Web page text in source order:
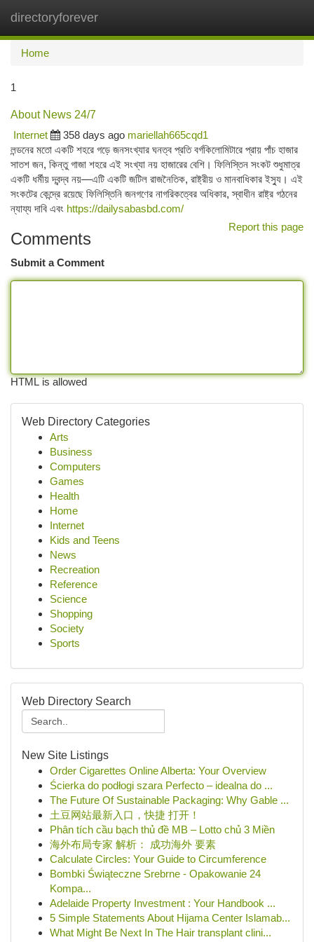
directoryforever
Home
1
About News 24/7
Internet
358 days ago mariellah665cqd1
লন্ডনের মতো একটি শহরে গড়ে জনসংখ্যার ঘনত্ব প্রতি বর্গকিলোমিটারে প্রায় পাঁচ হাজার
সাতশ জন, কিন্তু গাজা শহরে এই সংখ্যা নয় হাজারের বেশি। ফিলিস্তিন সংকট শুধুমাত্র
একটি ধর্মীয় দ্বন্দ্ব নয়—এটি একটি জটিল রাজনৈতিক, রাষ্ট্রীয় ও মানবাধিকার ইস্যু। এই
সংকটের কেন্দ্রে রয়েছে ফিলিস্তিনি জনগণের নাগরিকত্বের অধিকার, স্বাধীন রাষ্ট্র গঠনের
ন্যায্য দাবি এবং https://dailysabasbd.com/
Report this page
Comments
Submit a Comment
HTML is allowed
Web Directory Categories
Arts
Business
Computers
Games
Health
Home
Internet
Kids and Teens
News
Recreation
Reference
Science
Shopping
Society
Sports
Web Directory Search
New Site Listings
Order Cigarettes Online Alberta: Your Overview
Ścierka do podłogi szara Perfecto – idealna do ...
The Future Of Sustainable Packaging: Why Gable ...
土豆网站最新入口，快捷 打开！
Phân tích cầu bạch thủ đề MB – Lotto chủ 3 Miền
海外布局专家 解析： 成功海外 要素
Calculate Circles: Your Guide to Circumference
Bombki Świąteczne Srebrne - Opakowanie 24
Kompa...
Adelaide Property Investment : Your Handbook ...
5 Simple Statements About Hijama Center Islamab...
What Might Be Next In The Hair transplant clini...